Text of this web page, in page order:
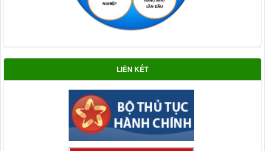
LIÊN KẾT